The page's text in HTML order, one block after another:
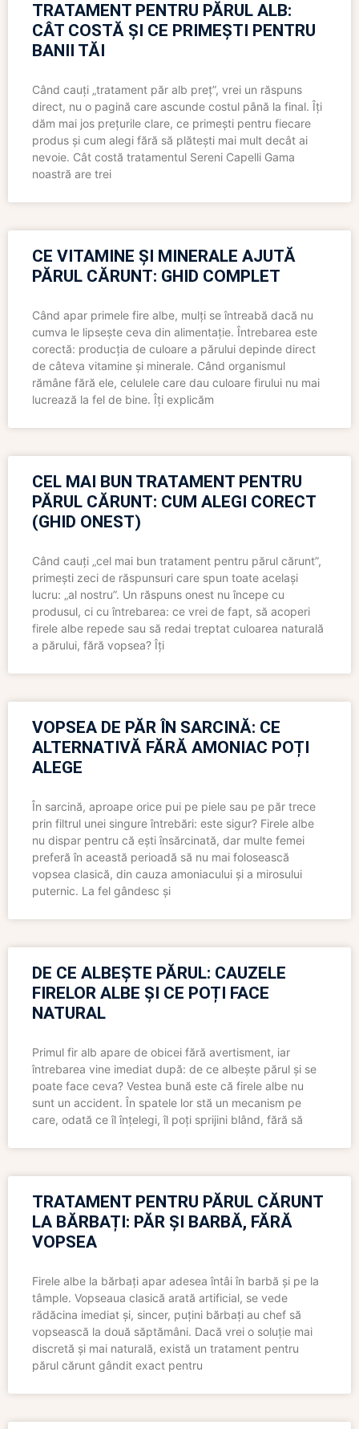
TRATAMENT PENTRU PĂRUL ALB:
CÂT COSTĂ ȘI CE PRIMEȘTI PENTRU
BANII TĂI
Când cauți „tratament păr alb preț”, vrei un răspuns
direct, nu o pagină care ascunde costul până la final. Îți
dăm mai jos prețurile clare, ce primești pentru fiecare
produs și cum alegi fără să plătești mai mult decât ai
nevoie. Cât costă tratamentul Sereni Capelli Gama
noastră are trei
CE VITAMINE ȘI MINERALE AJUTĂ
PĂRUL CĂRUNT: GHID COMPLET
Când apar primele fire albe, mulți se întreabă dacă nu
cumva le lipsește ceva din alimentație. Întrebarea este
corectă: producția de culoare a părului depinde direct
de câteva vitamine și minerale. Când organismul
rămâne fără ele, celulele care dau culoare firului nu mai
lucrează la fel de bine. Îți explicăm
CEL MAI BUN TRATAMENT PENTRU
PĂRUL CĂRUNT: CUM ALEGI CORECT
(GHID ONEST)
Când cauți „cel mai bun tratament pentru părul cărunt”,
primești zeci de răspunsuri care spun toate același
lucru: „al nostru”. Un răspuns onest nu începe cu
produsul, ci cu întrebarea: ce vrei de fapt, să acoperi
firele albe repede sau să redai treptat culoarea naturală
a părului, fără vopsea? Îți
VOPSEA DE PĂR ÎN SARCINĂ: CE
ALTERNATIVĂ FĂRĂ AMONIAC POȚI
ALEGE
În sarcină, aproape orice pui pe piele sau pe păr trece
prin filtrul unei singure întrebări: este sigur? Firele albe
nu dispar pentru că ești însărcinată, dar multe femei
preferă în această perioadă să nu mai folosească
vopsea clasică, din cauza amoniacului și a mirosului
puternic. La fel gândesc și
DE CE ALBEȘTE PĂRUL: CAUZELE
FIRELOR ALBE ȘI CE POȚI FACE
NATURAL
Primul fir alb apare de obicei fără avertisment, iar
întrebarea vine imediat după: de ce albește părul și se
poate face ceva? Vestea bună este că firele albe nu
sunt un accident. În spatele lor stă un mecanism pe
care, odată ce îl înțelegi, îl poți sprijini blând, fără să
TRATAMENT PENTRU PĂRUL CĂRUNT
LA BĂRBAȚI: PĂR ȘI BARBĂ, FĂRĂ
VOPSEA
Firele albe la bărbați apar adesea întâi în barbă și pe la
tâmple. Vopseaua clasică arată artificial, se vede
rădăcina imediat și, sincer, puțini bărbați au chef să
vopsească la două săptămâni. Dacă vrei o soluție mai
discretă și mai naturală, există un tratament pentru
părul cărunt gândit exact pentru